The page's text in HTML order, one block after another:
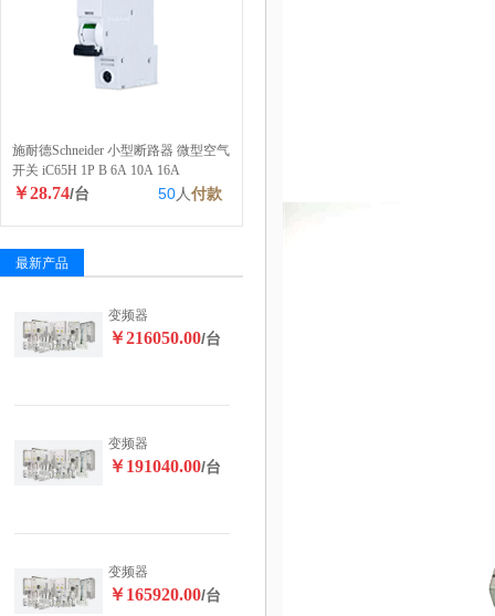
施耐德Schneider 小型断路器 微型空气
开关 iC65H 1P B 6A 10A 16A
￥28.74/台 50人付款
最新产品
变频器
￥216050.00/台
变频器
￥191040.00/台
变频器
￥165920.00/台